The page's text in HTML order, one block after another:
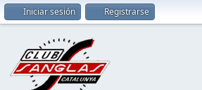
Iniciar sesión Registrarse